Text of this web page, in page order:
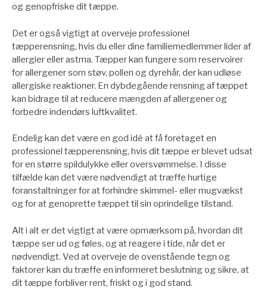
og genopfriske dit tæppe.
Det er også vigtigt at overveje professionel
tæpperensning, hvis du eller dine familiemedlemmer lider af
allergier eller astma. Tæpper kan fungere som reservoirer
for allergener som støv, pollen og dyrehår, der kan udløse
allergiske reaktioner. En dybdegående rensning af tæppet
kan bidrage til at reducere mængden af allergener og
forbedre indendørs luftkvalitet.
Endelig kan det være en god idé at få foretaget en
professionel tæpperensning, hvis dit tæppe er blevet udsat
for en større spildulykke eller oversvømmelse. I disse
tilfælde kan det være nødvendigt at træffe hurtige
foranstaltninger for at forhindre skimmel- eller mugvækst
og for at genoprette tæppet til sin oprindelige tilstand.
Alt i alt er det vigtigt at være opmærksom på, hvordan dit
tæppe ser ud og føles, og at reagere i tide, når det er
nødvendigt. Ved at overveje de ovenstående tegn og
faktorer kan du træffe en informeret beslutning og sikre, at
dit tæppe forbliver rent, friskt og i god stand.